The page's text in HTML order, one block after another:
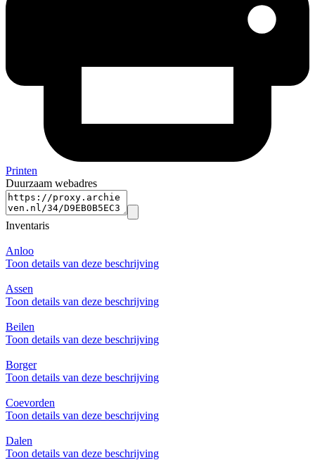
Printen
Duurzaam webadres
Inventaris
Anloo
Toon details van deze beschrijving
Assen
Toon details van deze beschrijving
Beilen
Toon details van deze beschrijving
Borger
Toon details van deze beschrijving
Coevorden
Toon details van deze beschrijving
Dalen
Toon details van deze beschrijving